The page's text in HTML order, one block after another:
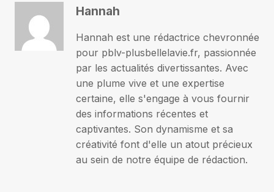
Hannah
Hannah est une rédactrice chevronnée
pour pblv-plusbellelavie.fr, passionnée
par les actualités divertissantes. Avec
une plume vive et une expertise
certaine, elle s'engage à vous fournir
des informations récentes et
captivantes. Son dynamisme et sa
créativité font d'elle un atout précieux
au sein de notre équipe de rédaction.